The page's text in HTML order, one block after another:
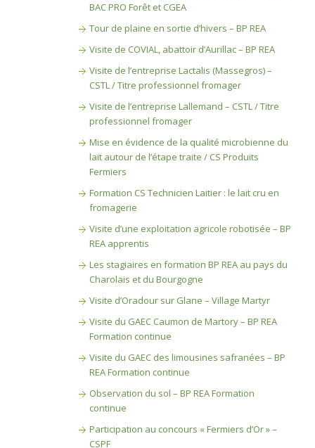
BAC PRO Forêt et CGEA
Tour de plaine en sortie d’hivers – BP REA
Visite de COVIAL, abattoir d’Aurillac – BP REA
Visite de l’entreprise Lactalis (Massegros) –
CSTL / Titre professionnel fromager
Visite de l’entreprise Lallemand – CSTL / Titre
professionnel fromager
Mise en évidence de la qualité microbienne du
lait autour de l’étape traite / CS Produits
Fermiers
Formation CS Technicien Laitier : le lait cru en
fromagerie
Visite d’une exploitation agricole robotisée – BP
REA apprentis
Les stagiaires en formation BP REA au pays du
Charolais et du Bourgogne
Visite d’Oradour sur Glane – Village Martyr
Visite du GAEC Caumon de Martory – BP REA
Formation continue
Visite du GAEC des limousines safranées – BP
REA Formation continue
Observation du sol – BP REA Formation
continue
Participation au concours « Fermiers d’Or » –
CSPF